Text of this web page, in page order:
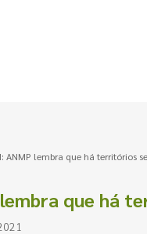
ANMP lembra que há territórios
lembra que há